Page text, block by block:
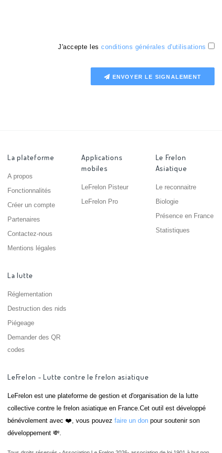
J'accepte les conditions générales d'utilisations
ENVOYER LE SIGNALEMENT
La plateforme
A propos
Fonctionnalités
Créer un compte
Partenaires
Contactez-nous
Mentions légales
Applications
mobiles
LeFrelon Pisteur
LeFrelon Pro
Le Frelon
Asiatique
Le reconnaitre
Biologie
Présence en France
Statistiques
La lutte
Réglementation
Destruction des nids
Piégeage
Demander des QR
codes
LeFrelon - Lutte contre le frelon asiatique
LeFrelon est une plateforme de gestion et d'organisation de la lutte
collective contre le frelon asiatique en France.Cet outil est développé
bénévolement avec ❤️, vous pouvez faire un don pour soutenir son
développement 💸.